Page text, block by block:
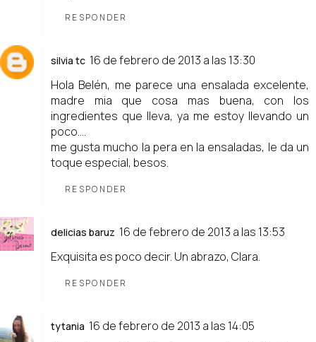
RESPONDER
silvia tc 16 de febrero de 2013 a las 13:30
Hola Belén, me parece una ensalada excelente,
madre mia que cosa mas buena, con los
ingredientes que lleva, ya me estoy llevando un
poco....
me gusta mucho la pera en la ensaladas, le da un
toque especial, besos.
RESPONDER
delicias baruz 16 de febrero de 2013 a las 13:53
Exquisita es poco decir. Un abrazo, Clara.
RESPONDER
tytania 16 de febrero de 2013 a las 14:05